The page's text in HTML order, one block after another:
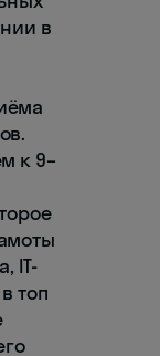
в
к 9–
IT-
топ